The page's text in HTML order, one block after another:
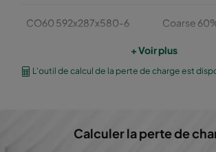
CO60 592x287x580-6 Coarse
CO60 490x592x360-5 Coarse
+ Voir plus
L'outil de calcul de la perte de charge est
Calculer la perte de